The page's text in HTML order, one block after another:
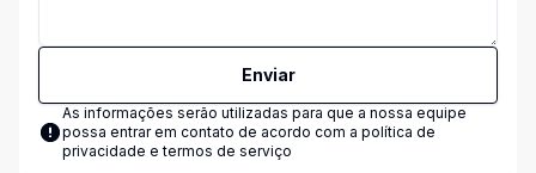
Enviar
As informações serão utilizadas para que a nossa equipe
possa entrar em contato de acordo com a política de
privacidade e termos de serviço